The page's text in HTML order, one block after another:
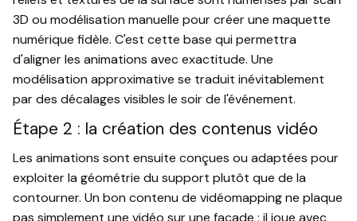
3D ou modélisation manuelle pour créer une maquette
numérique fidèle. C'est cette base qui permettra
d'aligner les animations avec exactitude. Une
modélisation approximative se traduit inévitablement
par des décalages visibles le soir de l'événement.
Étape 2 : la création des contenus vidéo
Les animations sont ensuite conçues ou adaptées pour
exploiter la géométrie du support plutôt que de la
contourner. Un bon contenu de vidéomapping ne plaque